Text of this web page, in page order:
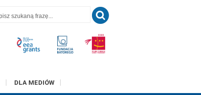
DLA MEDIÓW